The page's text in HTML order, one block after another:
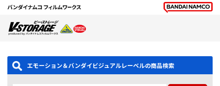
エモーション＆バンダイビジュアルレーベルの商品検索